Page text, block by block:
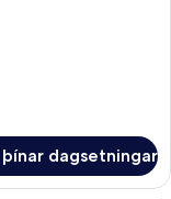
dagsetningar